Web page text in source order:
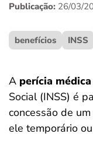
Publicação: 26/03/
benefícios INSS
A perícia médica
Social (INSS) é
concessão de
ele temporário